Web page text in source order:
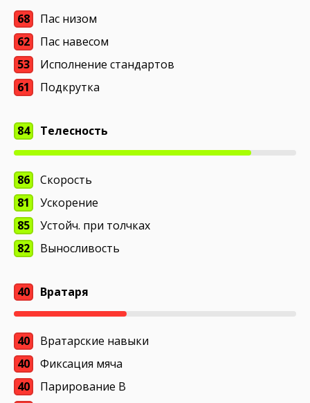
68
Пас низом
62
Пас навесом
53
Исполнение стандартов
61
Подкрутка
84 Телесность
86
Скорость
81
Ускорение
85
Устойч. при толчках
82
Выносливость
40 Вратаря
40
Вратарские навыки
40
Фиксация мяча
40
Парирование В